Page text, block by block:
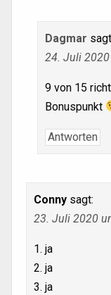
Dagmar
24. Juli
9 von 15
Bonuspunkt
Antworten
Conny sagt:
23. Juli 2020
1. ja
2. ja
3. ja